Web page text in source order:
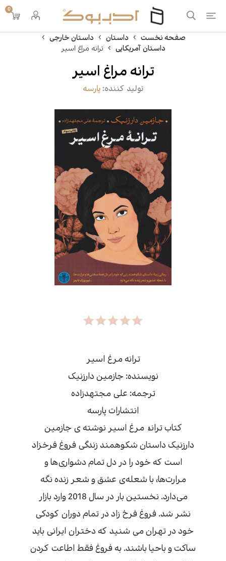
0
صفحه نخست داستان
داستان خارجی
داستان آمریکایی
ترانه مراغ اسیر
ترانه مراغ اسیر
تولید کننده: پارسه
ترانه مرغ اسیر
نویسنده: جازمین دارزنیک
ترجمه: علی مجتهدزاده
انتشارات پارسه
کتاب ترانۀ مرغ اسیر نوشته ی جازمین
دارزنیک داستان شکوهمند زندگی فروغ فرخزاد
است که خود را در دل تمام دشواری‌ها و
مرارت‌ها، با شعله‌ی عشق و شعر زنده نگه
می‌دارد. نخستین بار در سال 2018 وارد بازار
نشر شد. فروغ فرخ زاد در تمام دوران کودکی
خود در تهران می شنید که دختران ایرانی باید
ساکت و باحیا باشند. به فروغ فقط اطاعت کردن